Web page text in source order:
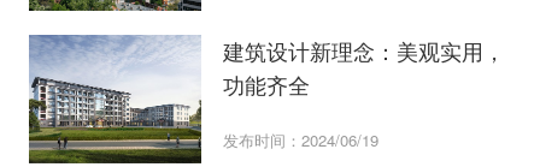
建筑设计新理念：美观实用，
功能齐全
发布时间：2024/06/19